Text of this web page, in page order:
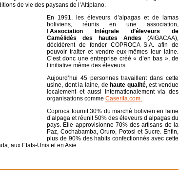
de vie des paysans de l’Altiplano.
En 1991, les éleveurs d’alpagas et de lamas
boliviens, réunis en une association,
l’Association Intégrale d’éleveurs de
Camélidés des hautes Andes (AIGACAA),
décidèrent de fonder COPROCA S.A. afin de
pouvoir traiter et vendre eux-mêmes leur laine.
C’est donc une entreprise créé « d’en bas », de
l’initiative même des éleveurs.
Aujourd’hui 45 personnes travaillent dans cette
usine, dont la laine, de haute qualité, est vendue
localement et aussi internationalement via des
organisations comme Caserita.com.
Coproca fournit 30% du marché bolivien en laine
d’alpaga et réunit 50% des éleveurs d’alpagas du
pays. Elle approvisionne 70% des artisans de la
Paz, Cochabamba, Oruro, Potosi et Sucre. Enfin,
plus de 90% des habits confectionnés avec cette
aux Etats-Unis et en Asie.